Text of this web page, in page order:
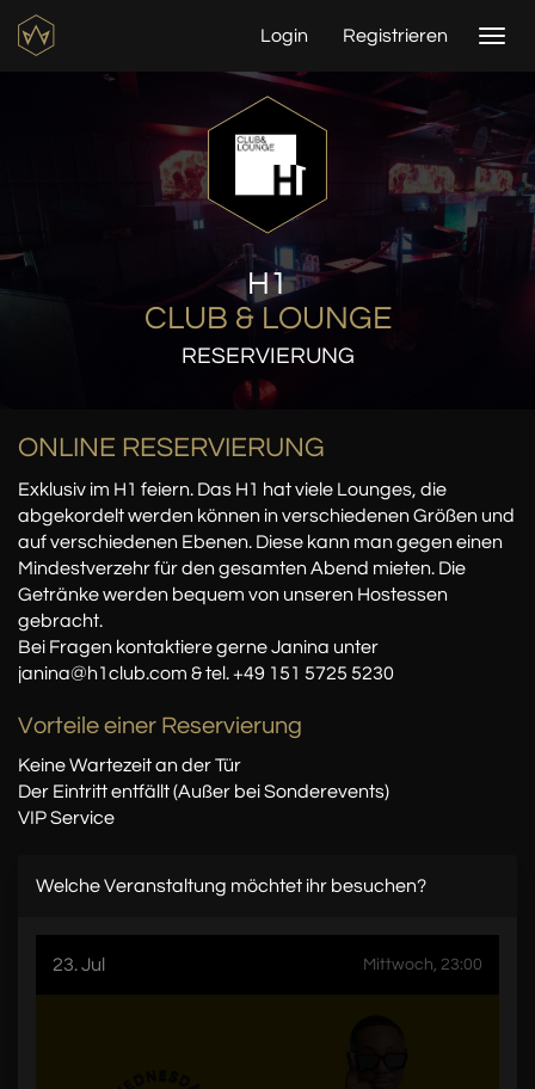
Login Registrieren
H1
CLUB & LOUNGE
RESERVIERUNG
ONLINE RESERVIERUNG
Exklusiv im H1 feiern. Das H1 hat viele Lounges, die
abgekordelt werden können in verschiedenen Größen und
auf verschiedenen Ebenen. Diese kann man gegen einen
Mindestverzehr für den gesamten Abend mieten. Die
Getränke werden bequem von unseren Hostessen
gebracht.
Bei Fragen kontaktiere gerne Janina unter
janina@h1club.com & tel. +49 151 5725 5230
Vorteile einer Reservierung
Keine Wartezeit an der Tür
Der Eintritt entfällt (Außer bei Sonderevents)
VIP Service
Welche Veranstaltung möchtet ihr besuchen?
23. Jul Mittwoch, 23:00